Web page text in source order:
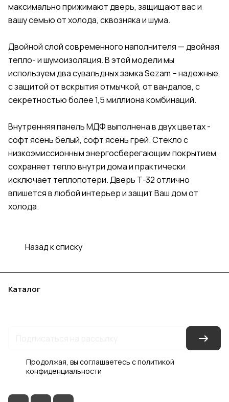
максимально прижимают дверь, защищают вас и
вашу семью от холода, сквозняка и шума.
Двойной слой современного наполнителя — двойная
тепло- и шумоизоляция. В этой модели мы
используем два сувальдных замка Sezam – надежные,
с защитой от вскрытия отмычкой, от вандалов, с
секретностью более 1,5 миллиона комбинаций.
Внутренняя панель МДФ выполнена в двух цветах -
софт ясень белый, софт ясень грей. Стекло с
низкоэмиссионным энергосберегающим покрытием,
сохраняет тепло внутри дома и практически
исключает теплопотери. Дверь Т-32 отлично
впишется в любой интерьер и защит Ваш дом от
холода.
Назад к списку
Каталог
Продолжая, вы соглашаетесь сполитикой
конфиденциальности